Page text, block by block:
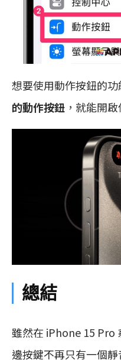
想要使用動作按鈕的
的動作按鈕 ，就能開
總結
雖然在 iPhone 15 Pro
邊按鍵不再只有一個